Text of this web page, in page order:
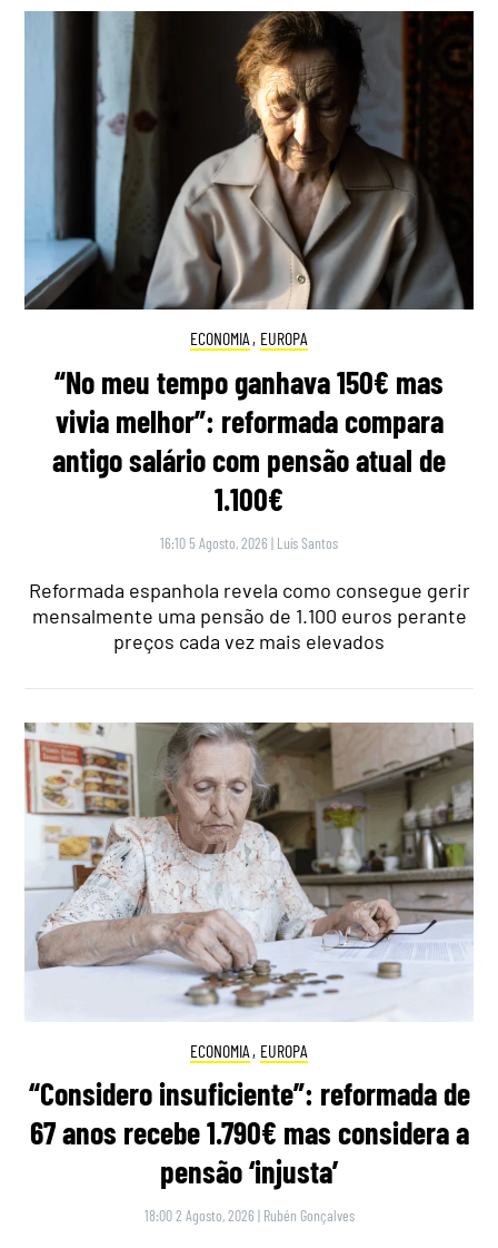
ECONOMIA , EUROPA
“No meu tempo ganhava 150€ mas
vivia melhor”: reformada compara
antigo salário com pensão atual de
1.100€
16:10 5 Agosto, 2026 | Luís Santos
Reformada espanhola revela como consegue gerir
mensalmente uma pensão de 1.100 euros perante
preços cada vez mais elevados
ECONOMIA , EUROPA
“Considero insuficiente”: reformada de
67 anos recebe 1.790€ mas considera a
pensão ‘injusta’
18:00 2 Agosto, 2026 | Rubén Gonçalves